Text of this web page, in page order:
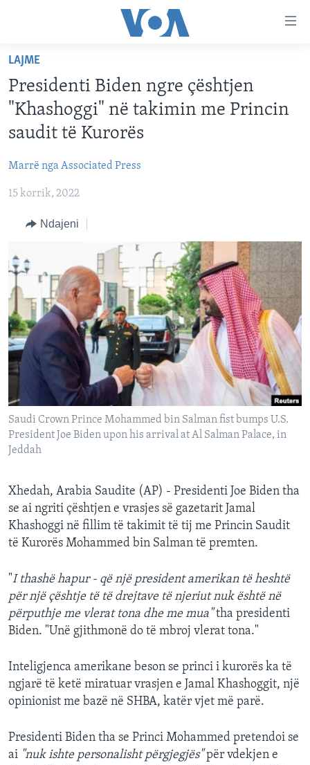
faqen
kryesore
Kalo
tek
faqja
Kalo
tek
FAQJA KRYESORE
KATEGORITË
AMERIKA
EVROPA
BOTA
MJEDISI
SHKENCË DHE TEKNOLOGJI
SHËNDETËSI
INTERVISTA
DITARI
DITARI
Learning English
FOLLOW US
Gjuhët
LAJME
Presidenti Biden ngre çështjen
"Khashoggi" në takimin me Princin
saudit të Kurorës
Marrë nga Associated Press
15 korrik, 2022
Ndajeni
Saudi Crown Prince Mohammed bin Salman fist bumps U.S.
President Joe Biden upon his arrival at Al Salman Palace, in
Jeddah
Xhedah, Arabia Saudite (AP) - Presidenti Joe Biden tha
se ai ngriti çështjen e vrasjes së gazetarit Jamal
Khashoggi në fillim të takimit të tij me Princin Saudit
të Kurorës Mohammed bin Salman të premten.
"I thashë hapur - që një president amerikan të heshtë
për një çështje të të drejtave të njeriut nuk është në
përputhje me vlerat tona dhe me mua"tha presidenti
Biden. "Unë gjithmonë do të mbroj vlerat tona."
Inteligjenca amerikane beson se princi i kurorës ka të
ngjarë të ketë miratuar vrasjen e Jamal Khashoggit, një
opinionist me bazë në SHBA, katër vjet më parë.
Presidenti Biden tha se Princi Mohammed pretendoi se
ai "nuk ishte personalisht përgjegjës"për vdekjen e